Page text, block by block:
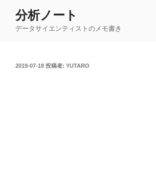
分析ノート
データサイエンティストのメモ書き
投
2019-07-18 投稿者: YUTARO